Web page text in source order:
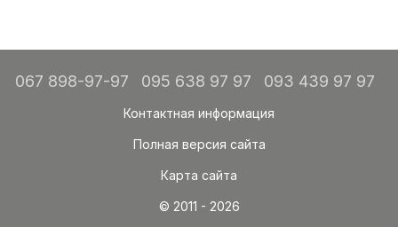
067 898-97-97 095 638 97 97 093 439 97 97
Контактная информация
Полная версия сайта
Карта сайта
© 2011 - 2026